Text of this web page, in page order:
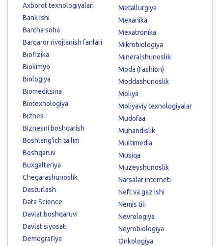
Axborot texnologiyalari
Bank ishi
Barcha soha
Barqaror rivojlanish fanlari
Biofizika
Biokimyo
Biologiya
Biomeditsina
Biotexnologiya
Biznes
Biznesni boshqarish
Boshlang'ich ta'lim
Boshqaruv
Buxgalteriya
Chegarashunoslik
Dasturlash
Data Science
Davlat boshqaruvi
Davlat siyosati
Demografiya
Metallurgiya
Mexanika
Mexatronika
Mikrobiologiya
Mineralshunoslik
Moda (Fashion)
Moddashunoslik
Moliya
Moliyaviy texnologiyalar
Mudofaa
Muhandislik
Multimedia
Musiqa
Muzeyshunoslik
Narsalar interneti
Neft va gaz ishi
Nemis tili
Nevrologiya
Neyrobiologiya
Onkologiya